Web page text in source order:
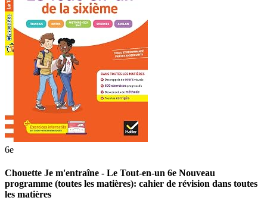
6e
Je Comprends Tout ! 6e - Toutes les matières pour réussir son
année de 6e - Cours, méthodes, exercices progressifs - Guide
parents inclus
Voir sur Amazon